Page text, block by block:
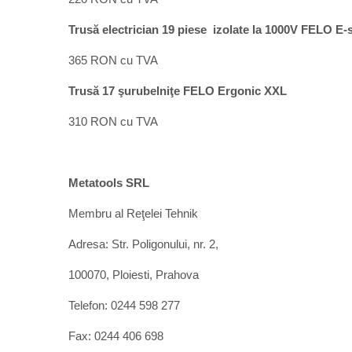
Trusă electrician 19 piese izolate la 1000V FELO E-
365 RON cu TVA
Trusă 17 şurubelniţe FELO Ergonic XXL
310 RON cu TVA
Metatools SRL
Membru al Reţelei Tehnik
Adresa: Str. Poligonului, nr. 2,
100070, Ploiesti, Prahova
Telefon: 0244 598 277
Fax: 0244 406 698